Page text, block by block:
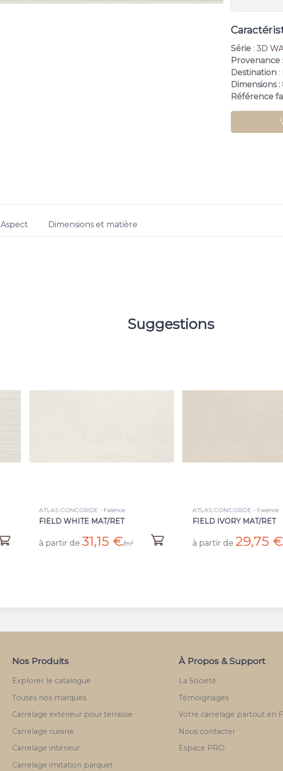
Série :3D
Provenance
Destination :
Dimensions
Référence
Aspect Dimensions et matière
Suggestions
ATLAS CONCORDE - Faience
FIELD WHITE MAT/RET
à partir de 31,15 €/m²
ATLAS CONCORDE - Faience
FIELD IVORY MAT/RET
à partir de 29,75 €
Nos Produits
Explorer le catalogue
Toutes nos marques
Carrelage extérieur pour terrasse
Carrelage cuisine
Carrelage intérieur
Carrelage imitation parquet
À Propos & Support
La Société
Témoignages
Votre carrelage partout en
Nous contacter
Espace PRO